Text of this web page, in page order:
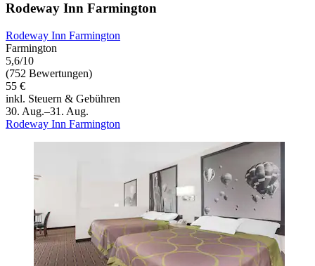
Rodeway Inn Farmington
Rodeway Inn Farmington
Farmington
5,6/10
(752 Bewertungen)
55 €
inkl. Steuern & Gebühren
30. Aug.–31. Aug.
Rodeway Inn Farmington